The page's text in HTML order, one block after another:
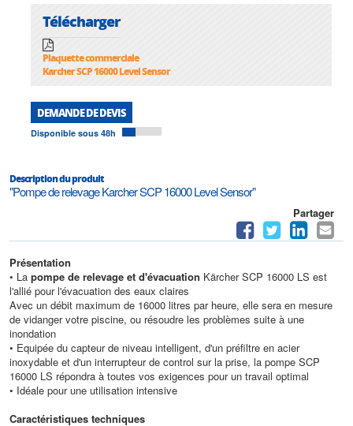
Télécharger
Plaquette commerciale
Karcher SCP 16000 Level Sensor
DEMANDE DE DEVIS
Disponible sous 48h
Description du produit
"Pompe de relevage Karcher SCP 16000 Level Sensor"
Partager
Présentation
• La pompe de relevage et d'évacuation Kärcher SCP 16000 LS est
l'allié pour l'évacuation des eaux claires
Avec un débit maximum de 16000 litres par heure, elle sera en mesure
de vidanger votre piscine, ou résoudre les problèmes suite à une
inondation
• Equipée du capteur de niveau intelligent, d'un préfiltre en acier
inoxydable et d'un interrupteur de control sur la prise, la pompe SCP
16000 LS répondra à toutes vos exigences pour un travail optimal
• Idéale pour une utilisation intensive
Caractéristiques techniques